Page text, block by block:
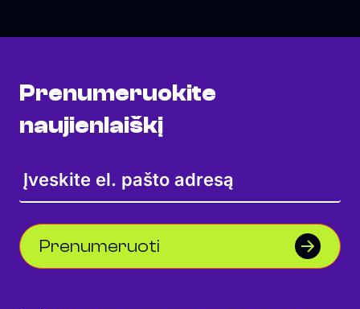
Prenumeruokite
naujienlaiškį
Prenumeruoti